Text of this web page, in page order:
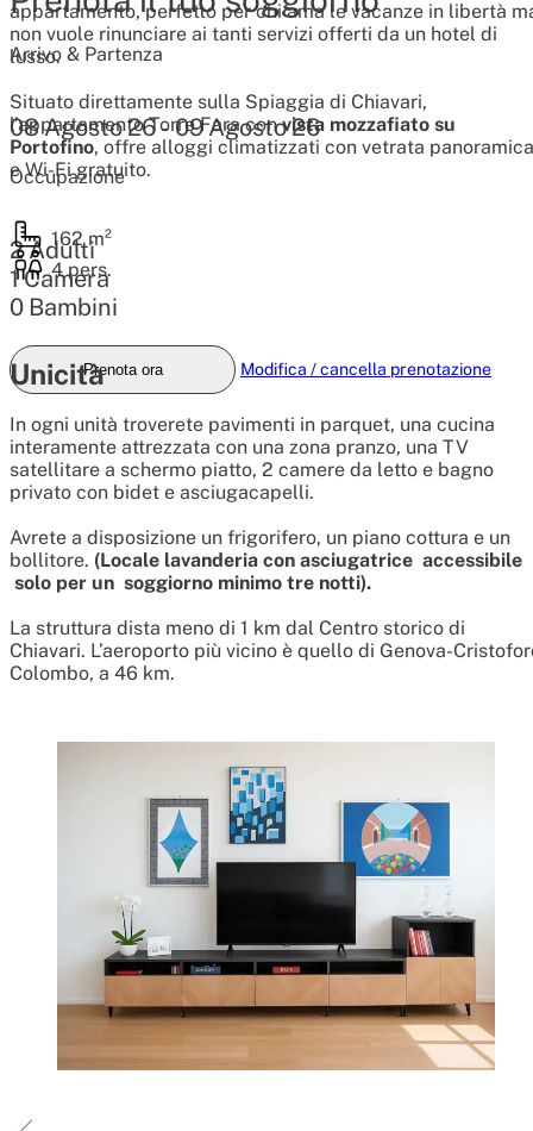
Arrivo & Partenza
08Agosto26-09Agosto 26
Occupazione
2Adulti
1Camera
0 Bambini
Prenota ora Modifica / cancella prenotazione
appartamento, perfetto per chi ama le vacanze in libertà
non vuole rinunciare ai tanti servizi offerti da un hotel di
lusso.
Situato direttamente sulla Spiaggia di Chiavari,
l’appartamento Torre Fara convista mozzafiato su
Portofino, offre alloggi climatizzati con vetrata panoramica
e Wi-Fi gratuito.
162 m²
4 pers.
Unicità
In ogni unità troverete pavimenti in parquet, una cucina
interamente attrezzata con una zona pranzo, una TV
satellitare a schermo piatto, 2 camere da letto e bagno
privato con bidet e asciugacapelli.
Avrete a disposizione un frigorifero, un piano cottura e un
bollitore. (Locale lavanderia con asciugatrice accessibile
solo per un soggiorno minimo tre notti).
La struttura dista meno di 1 km dal Centro storico di
Chiavari. L’aeroporto più vicino è quello di Genova-
Colombo, a 46 km.